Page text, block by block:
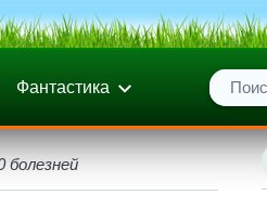
Фантастика